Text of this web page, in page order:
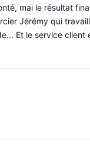
mai le résultat
Jérémy qui
Et le service client